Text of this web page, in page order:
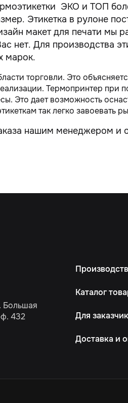
ЭКО и ТОП
Этикетка в рулоне
макет для печати мы
нет. Для производства
марок.
торговли. Это
Термопринтер при
Это дает возможность
так легко завоевать
нашим менеджером и
Большая
432
Каталог
Для
Доставка и